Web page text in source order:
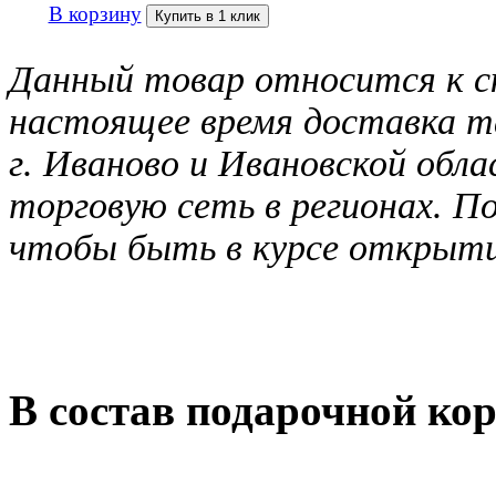
В корзину Купить в 1 клик
Данный товар относится к
настоящее время доставка
г. Иваново и Ивановской
торговую сеть в регионах.
чтобы быть в курсе
В состав подарочной